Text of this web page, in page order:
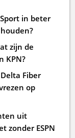
in beter
zijn de
KPN?
Fiber
op
uit
zonder ESPN